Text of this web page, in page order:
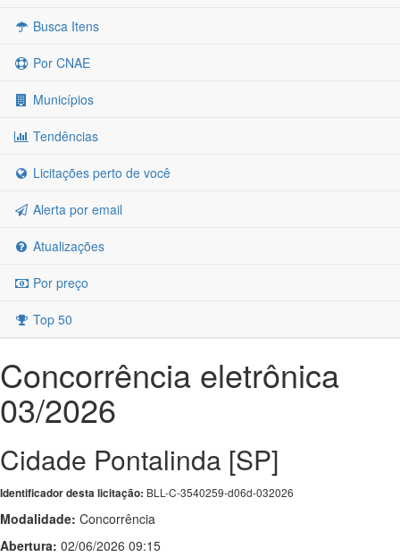
Busca Itens
Por CNAE
Municípios
Tendências
Licitações perto de você
Alerta por email
Atualizações
Por preço
Top 50
Concorrência eletrônica
03/2026
Cidade Pontalinda [SP]
Identificador desta licitação: BLL-C-3540259-d06d-032026
Modalidade: Concorrência
Abertura: 02/06/2026 09:15